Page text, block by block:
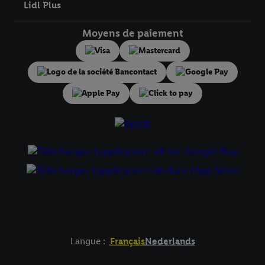
Lidl Plus
Moyens de paiement
Langue : FrançaisNederlands
pour l’avenir dans notre
déclaration relative à la protection des
Vous trouverez les impressions ici.